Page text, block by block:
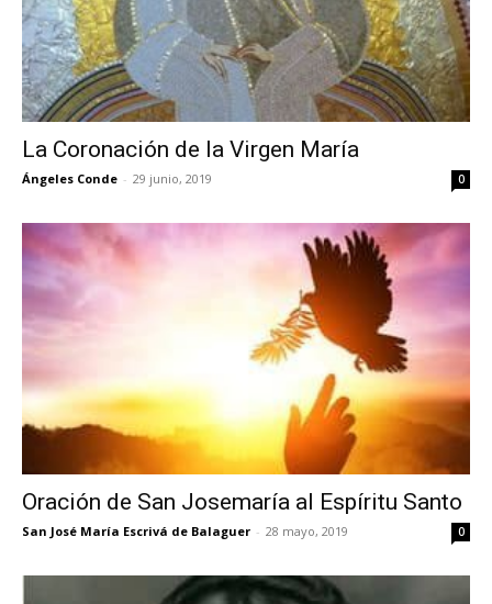
La Coronación de la Virgen María
Ángeles Conde - 29 junio, 2019 0
Oración de San Josemaría al Espíritu Santo
San José María Escrivá de Balaguer - 28 mayo, 2019 0